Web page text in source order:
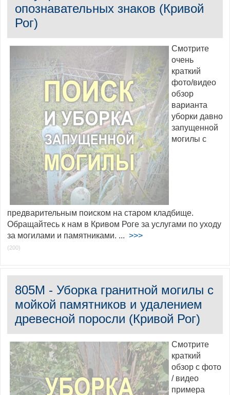
опознавательных знаков (Кривой
Рог)
Смотрите
очень
краткий
фото/видео
обзор
варианта
уборки давно
запущенной
могилы с
предварительным поиском на старом кладбище.
Обращайтесь к нам в Кривом Роге за услугами по уходу
за могилами и памятниками. ... >>>
(200)
805M - Уборка гранитной могилы с
мойкой памятников и удалением
древесной поросли (Кривой Рог)
Смотрите
краткий
обзор с фото
/ видео
примера